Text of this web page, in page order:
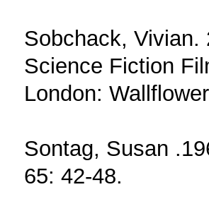
Sobchack, Vivian.
Science Fiction
London:
Sontag, Susan
65: 42-48.